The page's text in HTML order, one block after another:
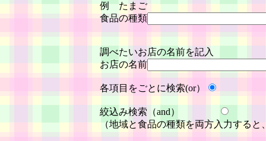
例 たまご
食品の種類
調べたいお店の名前を記入
お店の名前
各項目をごとに検索(or）
絞込み検索（and）
（地域と食品の種類を両方入力する